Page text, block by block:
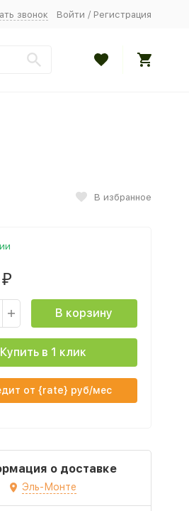
звонок Войти / Регистрация
В избранное
₽
В корзину
Купить в 1 клик
от {rate} руб/мес
о доставке
Эль-Монте